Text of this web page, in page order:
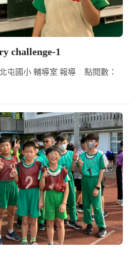
challenge-1
屯國小 輔導室 報導
點閱數：